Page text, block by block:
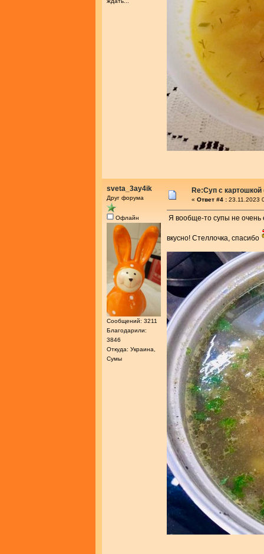
sveta_3ay4ik
Друг форума
Офлайн
Сообщений: 3211
Благодарили:
3846
Откуда: Украина,
Сумы
Re:Суп с
« Ответ #4 : 23.11.2023
Я вообще-то супы не очень
вкусно! Стеллочка, спасибо